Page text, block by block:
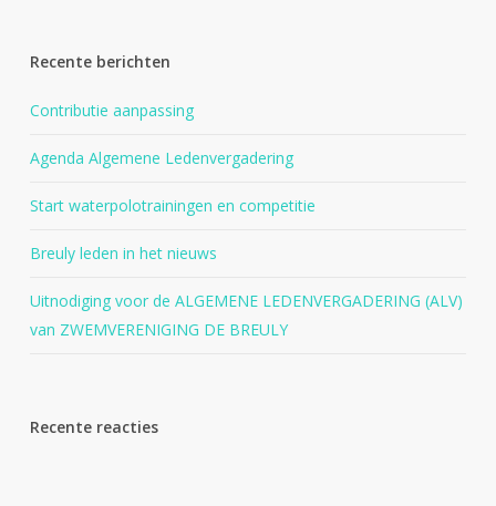
Recente berichten
Contributie aanpassing
Agenda Algemene Ledenvergadering
Start waterpolotrainingen en competitie
Breuly leden in het nieuws
Uitnodiging voor de ALGEMENE LEDENVERGADERING (ALV)
van ZWEMVERENIGING DE BREULY
Recente reacties